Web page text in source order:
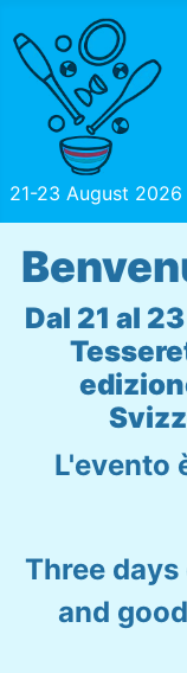
21-23 August 2026
Dal 21 al
L'evento
Three
and